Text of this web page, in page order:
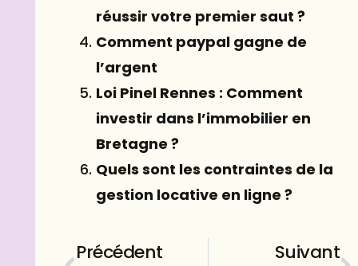
réussir votre premier saut ?
Comment paypal gagne de
l’argent
Loi Pinel Rennes : Comment
investir dans l’immobilier en
Bretagne ?
Quels sont les contraintes de la
gestion locative en ligne ?
Précédent
Suivant